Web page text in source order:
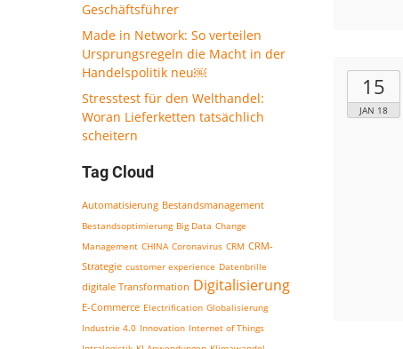
Geschäftsführer
Made in Network: So verteilen
Ursprungsregeln die Macht in der
Handelspolitik neu￼
Stresstest für den Welthandel:
Woran Lieferketten tatsächlich
scheitern
Tag Cloud
Automatisierung Bestandsmanagement
Bestandsoptimierung Big Data Change
Management CHINA Coronavirus CRM CRM-
Strategie customer experience Datenbrille
digitale Transformation Digitalisierung
E-Commerce Electrification Globalisierung
Industrie 4.0 Innovation Internet of Things
15
JAN 18